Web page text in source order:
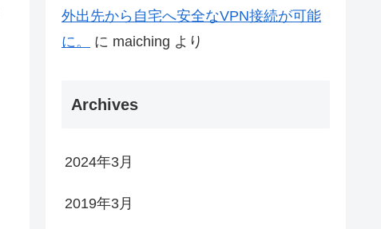
外出先から自宅へ安全なVPN接続が可能
に。
に maiching より
Archives
2024年3月
2019年3月